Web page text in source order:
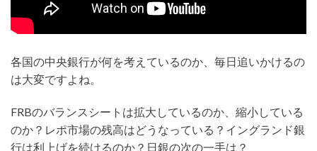
各国の中央銀行が何を考えているのか、毎日追いかけるの
は大変ですよね。
FRBのバランスシートは拡大しているのか、縮小している
のか？レポ市場の残高はどうなっている？イングランド銀
行は利上げを続けるのか？日銀の次の一手は？